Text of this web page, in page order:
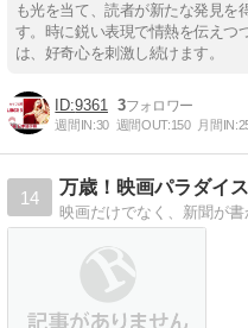
も光を当て、読者が新たな発見を
す。時に鋭い表現で情熱を伝えつ
は、好奇心を刺激し続けます。
9361 3
週間IN:30 週間OUT:150 月間IN:
14
万歳！映画パラダイ